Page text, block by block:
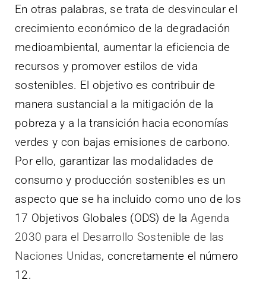
En otras palabras, se trata de desvincular el
crecimiento económico de la degradación
medioambiental, aumentar la eficiencia de
recursos y promover estilos de vida
sostenibles. El objetivo es contribuir de
manera sustancial a la mitigación de la
pobreza y a la transición hacia economías
verdes y con bajas emisiones de carbono.
Por ello, garantizar las modalidades de
consumo y producción sostenibles es un
aspecto que se ha incluido como uno de los
17 Objetivos Globales (ODS) de la Agenda
2030 para el Desarrollo Sostenible de las
Naciones Unidas, concretamente el número
12.